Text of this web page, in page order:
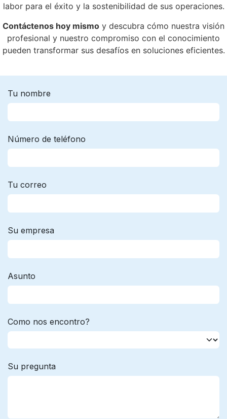
labor para el éxito y la sostenibilidad de sus operaciones.
Contáctenos hoy mismo y descubra cómo nuestra visión
profesional y nuestro compromiso con el conocimiento
pueden transformar sus desafíos en soluciones eficientes.